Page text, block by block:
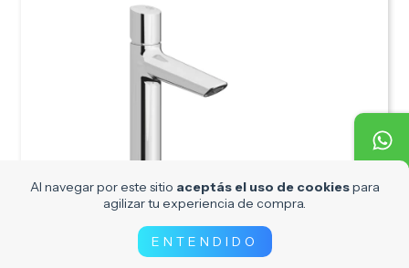
Al navegar por este sitio aceptás el uso de cookiespara
agilizar tu experiencia de compra.
ENTENDIDO